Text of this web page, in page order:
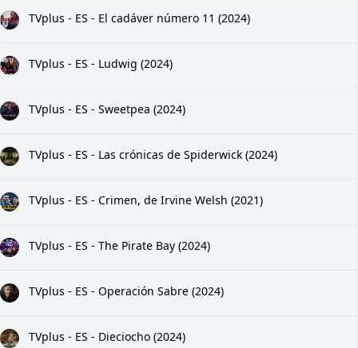
TVplus - ES - El cadáver número 11 (2024)
TVplus - ES - Ludwig (2024)
TVplus - ES - Sweetpea (2024)
TVplus - ES - Las crónicas de Spiderwick (2024)
TVplus - ES - Crimen, de Irvine Welsh (2021)
TVplus - ES - The Pirate Bay (2024)
TVplus - ES - Operación Sabre (2024)
TVplus - ES - Dieciocho (2024)